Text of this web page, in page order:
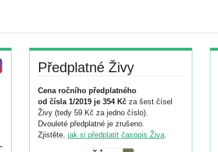
Předplatné Živy
Cena ročního předplatného
od čísla 1/2019 je 354 Kč za šest čísel
Živy (tedy 59 Kč za jedno číslo).
Dvouleté předplatné je zrušeno.
Zjistěte, jak si předplatit časopis Živa.